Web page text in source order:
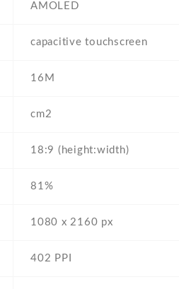
AMOLED
capacitive touchscreen
16M
cm2
18:9 (height:width)
81%
1080 x 2160 px
402 PPI